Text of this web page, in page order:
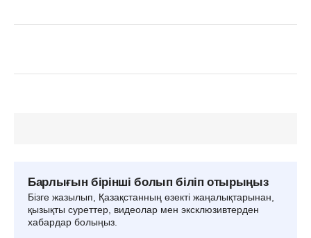
Барлығын бірінші болып біліп отырыңыз
Бізге жазылып, Қазақстанның өзекті жаңалықтарынан,
қызықты суреттер, видеолар мен эксклюзивтерден
хабардар болыңыз.